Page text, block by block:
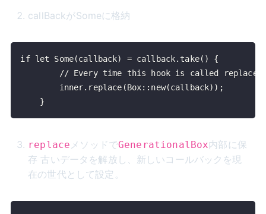
callBackがSomeに格納
    }
replace メソッドでGenerationalBox内部に保
存 古いデータを解放し、新しいコールバックを現
在の世代として設定。